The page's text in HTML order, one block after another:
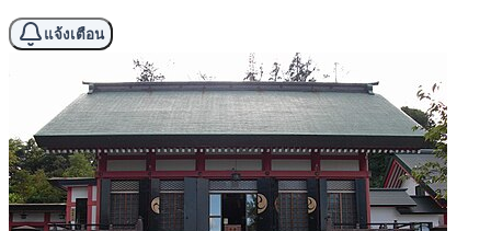
แจ้งเตือน